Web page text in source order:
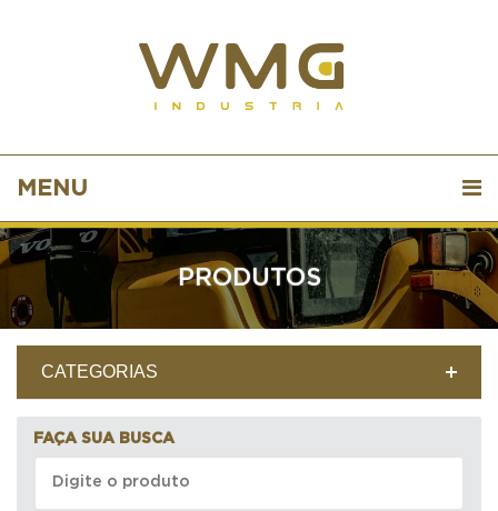
MENU
PRODUTOS
CATEGORIAS
FAÇA SUA BUSCA